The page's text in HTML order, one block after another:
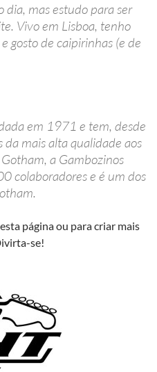
dia, mas estudo para ser
Vivo em Lisboa, tenho
gosto de caipirinhas (e de
em 1971 e tem, desde
mais alta qualidade aos
a Gambozinos
colaboradores e é um dos
página ou para criar mais
se!